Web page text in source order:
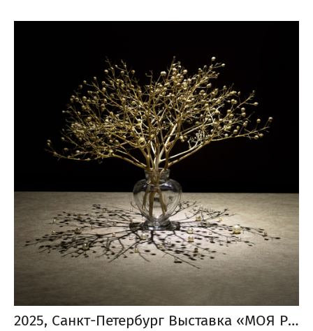
2025, Санкт-Петербург Выставка «МОЯ РОДИНА»